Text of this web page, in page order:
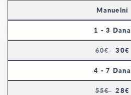
Manuelni
1 - 3 Dana
60€30€
4 - 7 Dana
55€28€